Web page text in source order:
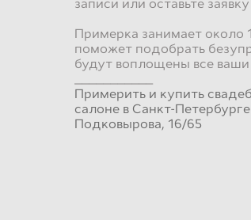
записи или оставьте
Примерка занимает около
поможет подобрать
будут воплощены все
___________
Примерить и купить
салоне в Санкт-
Подковырова, 16/65